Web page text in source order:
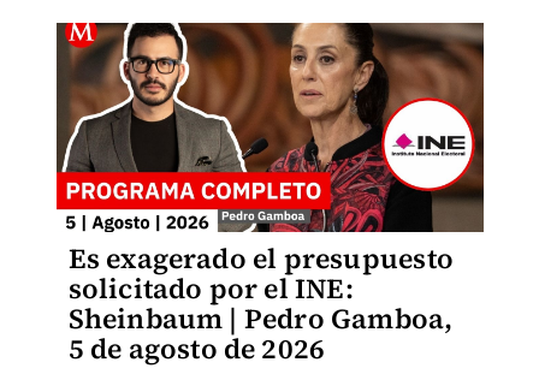
Es exagerado el presupuesto
solicitado por el INE:
Sheinbaum | Pedro Gamboa,
5 de agosto de 2026